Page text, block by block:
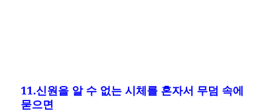
11.신원을 알 수 없는 시체를 혼자서 무덤 속에
묻으면